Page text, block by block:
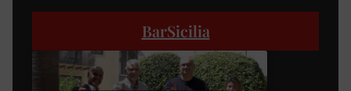
BarSicilia